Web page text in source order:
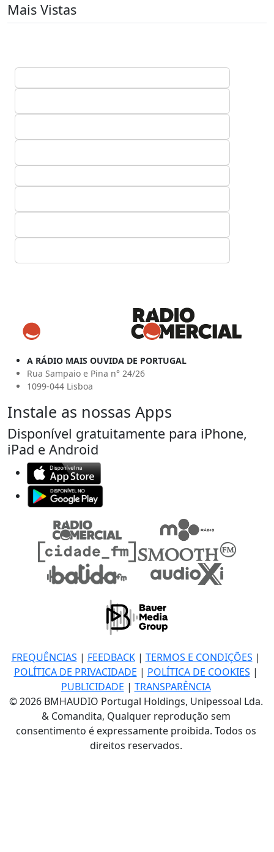
Mais Vistas
A RÁDIO MAIS OUVIDA DE PORTUGAL
Rua Sampaio e Pina n° 24/26
1099-044 Lisboa
Instale as nossas Apps
Disponível gratuitamente para iPhone,
iPad e Android
FREQUÊNCIAS | FEEDBACK| TERMOS E CONDIÇÕES |
POLÍTICA DE PRIVACIDADE | POLÍTICA DE COOKIES |
PUBLICIDADE | TRANSPARÊNCIA
© 2026 BMHAUDIO Portugal Holdings, Unipessoal Lda.
& Comandita, Qualquer reprodução sem
consentimento é expressamente proibida. Todos os
direitos reservados.